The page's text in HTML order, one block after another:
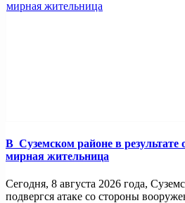
В Суземском районе в результате
мирная жительница
Сегодня, 8 августа 2026 года,
подвергся атаке со стороны